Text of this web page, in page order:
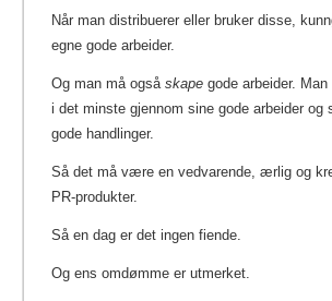
Når man distribuerer eller bruker disse,
egne gode arbeider.
Og man må også skape gode arbeider.
i det minste gjennom sine gode arbeider og
gode handlinger.
Så det må være en vedvarende, ærlig og
PR-produkter.
Så en dag er det ingen fiende.
Og ens omdømme er utmerket.